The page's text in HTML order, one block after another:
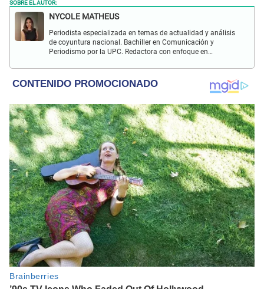
SOBRE EL AUTOR:
NYCOLE MATHEUS
Periodista especializada en temas de actualidad y análisis
de coyuntura nacional. Bachiller en Comunicación y
Periodismo por la UPC. Redactora con enfoque en
revista Wapa.